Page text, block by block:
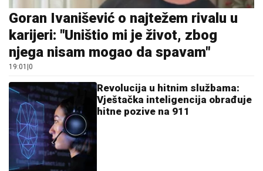
Goran Ivanišević o najtežem rivalu u
karijeri: "Uništio mi je život, zbog
njega nisam mogao da spavam"
19:01 0
Revolucija u hitnim službama:
Vještačka inteligencija obrađuje
hitne pozive na 911